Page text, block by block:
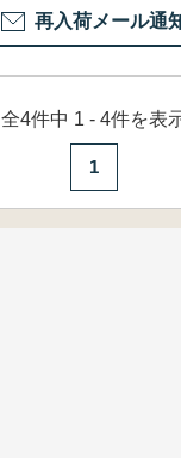
再入荷メール通
全4件中 1 - 4件を表
1